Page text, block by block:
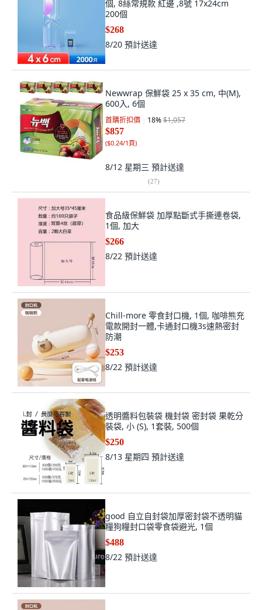
個, 8絲常規款 紅邊 ,8號 17x24cm
200個
$268
8/20 預計送達
Newwrap 保鮮袋 25 x 35 cm, 中(M),
600入, 6個
首購折扣價 18%$1,057
$857
($0.24/1頁)
8/12 星期三 預計送達
(27)
食品級保鮮袋 加厚點斷式手撕連卷袋,
1個, 加大
$266
8/22 預計送達
Chill-more 零食封口機, 1個, 咖啡熊充
電款開封一體,卡通封口機3s速熱密封
防潮
$253
8/22 預計送達
透明醬料包裝袋 機封袋 密封袋 果乾分
裝袋, 小 (S), 1套裝, 500個
$250
8/13 星期四 預計送達
good 自立自封袋加厚密封袋不透明貓
糧狗糧封口袋零食袋避光, 1個
$488
8/22 預計送達